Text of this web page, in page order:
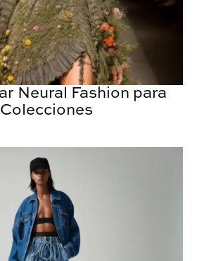
Neural Fashion para